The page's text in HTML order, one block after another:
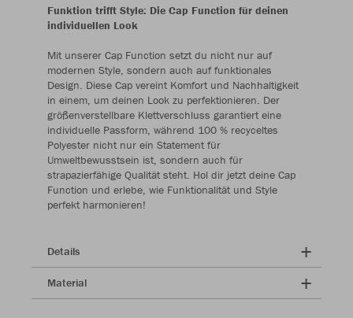
Funktion trifft Style: Die Cap Function für deinen
individuellen Look
Mit unserer Cap Function setzt du nicht nur auf
modernen Style, sondern auch auf funktionales
Design. Diese Cap vereint Komfort und Nachhaltigkeit
in einem, um deinen Look zu perfektionieren. Der
größenverstellbare Klettverschluss garantiert eine
individuelle Passform, während 100 % recyceltes
Polyester nicht nur ein Statement für
Umweltbewusstsein ist, sondern auch für
strapazierfähige Qualität steht. Hol dir jetzt deine Cap
Function und erlebe, wie Funktionalität und Style
perfekt harmonieren!
Details
Material